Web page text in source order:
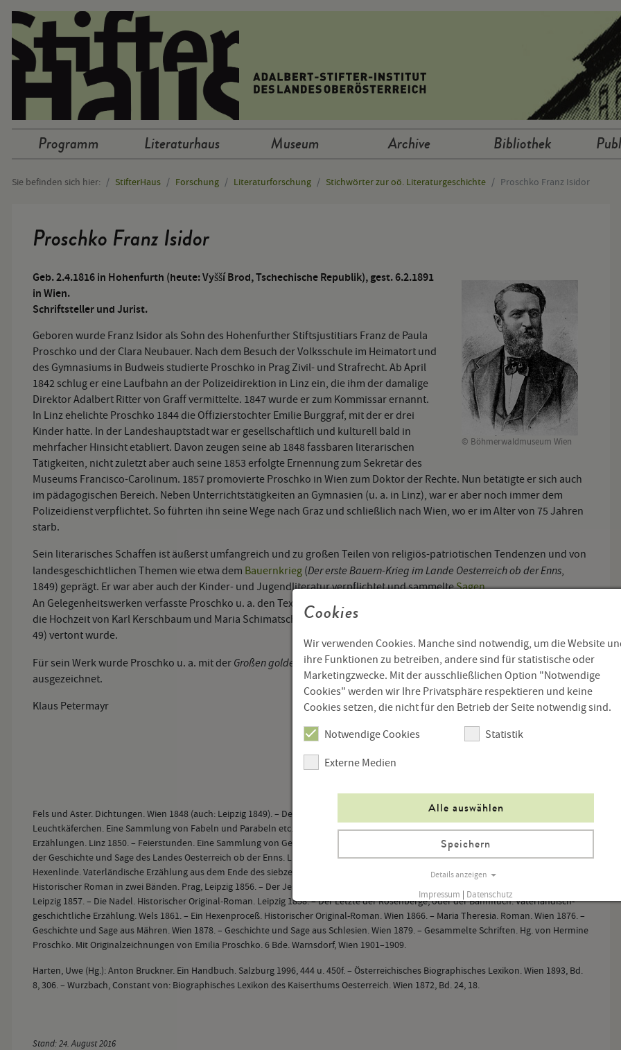
Sprunglinks
Hauptnavigation
Programm Literaturhaus Museum Archive Bibliothek
Sie befinden sich hier: StifterHaus Forschung Literaturforschung Stichwörter zur oö. Literaturgeschichte Proschko Franz Isidor
Proschko Franz Isidor
© Böhmerwaldmuseum Wien
Geb. 2.4.1816 in Hohenfurth (heute: Vyšší Brod, Tschechische Republik), gest. 6.2.1891
in Wien.
Schriftsteller und Jurist.
Geboren wurde Franz Isidor als Sohn des Hohenfurther Stiftsjustitiars Franz de Paula
Proschko und der Clara Neubauer. Nach dem Besuch der Volksschule im Heimatort und
des Gymnasiums in Budweis studierte Proschko in Prag Zivil- und Strafrecht. Ab April
1842 schlug er eine Laufbahn an der Polizeidirektion in Linz ein, die ihm der damalige
Direktor Adalbert Ritter von Graff vermittelte. 1847 wurde er zum Kommissar ernannt.
In Linz ehelichte Proschko 1844 die Offizierstochter Emilie Burggraf, mit der er drei
Kinder hatte. In der Landeshauptstadt war er gesellschaftlich und kulturell bald in
mehrfacher Hinsicht etabliert. Davon zeugen seine ab 1848 fassbaren literarischen
Tätigkeiten, nicht zuletzt aber auch seine 1853 erfolgte Ernennung zum Sekretär des
Museums Francisco-Carolinum. 1857 promovierte Proschko in Wien zum Doktor der Rechte. Nun betätigte er sich auch
im pädagogischen Bereich. Neben Unterrichtstätigkeiten an Gymnasien (u. a. in Linz), war er aber noch immer dem
Polizeidienst verpflichtet. So führten ihn seine Wege nach Graz und schließlich nach Wien, wo er im Alter von 75 Jahren
starb.
Sein literarisches Schaffen ist äußerst umfangreich und zu großen Teilen von religiös-patriotischen Tendenzen und von
landesgeschichtlichen Themen wie etwa dem Bauernkrieg (Der erste Bauern-Krieg im Lande Oesterreich ob der Enns,
1849) geprägt. Er war aber auch der Kinder- und Jugendliteratur verpflichtet und sammelteSagen.
An Gelegenheitswerken verfasste Proschko u. a. den Text
O schöner Tag, o dreimal sel'ge Stunde
die Hochzeit von Karl Kerschbaum und Maria Schimatschek entstand und von Anton Bruckner als Trauungs-Chor (WAB
49) vertont wurde.
Für sein Werk wurde Proschko u. a. mit der Großen goldenen Medaille für Kunst und Wissenschaftsowie demGeorgsorden
ausgezeichnet.
Klaus Petermayr
Fels und Aster. Dichtungen. Wien 1848 (auch: Leipzig 1849). – Der erste Bauern-Krieg im Lande Oesterreich ob der Enns. Linz 1849. –
Leuchtkäferchen. Eine Sammlung von Fabeln und Parabeln etc. Regensburg 1849. – Eichenblätter. Eine Sammlung historischer Original-
Erzählungen. Linz 1850. – Feierstunden. Eine Sammlung von Gedichten, Fabeln und Erzählungen. Linz 1853. – Streifzüge im Gebiethe
der Geschichte und Sage des Landes Oesterreich ob der Enns. Linz 1854 (auch: Leipzig 1854). – Der Förster im Kienberge, oder die
Hexenlinde. Vaterländische Erzählung aus dem Ende des siebzehnten Jahrhunderts. Linz 1855. – Ein deutsches Schneiderlein.
Historischer Roman in zwei Bänden. Prag, Leipzig 1856. – Der Jesuit. Historischer Roman aus dem Schwedenkriege in zwei Bänden. Prag,
Leipzig 1857. – Die Nadel. Historischer Original-Roman. Leipzig 1858. – Der Letzte der Rosenberge, oder der Bannfluch. Vaterländisch-
geschichtliche Erzählung. Wels 1861. – Ein Hexenproceß. Historischer Original-Roman. Wien 1866. – Maria Theresia. Roman. Wien 1876. –
Geschichte und Sage aus Mähren. Wien 1878. – Geschichte und Sage aus Schlesien. Wien 1879. – Gesammelte Schriften. Hg. von Hermine
Proschko. Mit Originalzeichnungen von Emilia Proschko. 6 Bde. Warnsdorf, Wien 1901–1909.
Harten, Uwe (Hg.): Anton Bruckner. Ein Handbuch. Salzburg 1996, 444 u. 450f. – Österreichisches Biographisches Lexikon. Wien 1893, Bd.
8, 306. – Wurzbach, Constant von: Biographisches Lexikon des Kaiserthums Oesterreich. Wien 1872, Bd. 24, 18.
Stand: 24. August 2016
Cookies
Wir verwenden Cookies. Manche sind notwendig, um die Website
ihre Funktionen zu betreiben, andere sind für statistische oder
Marketingzwecke. Mit der ausschließlichen Option "Notwendige
Cookies" werden wir Ihre Privatsphäre respektieren und keine
Cookies setzen, die nicht für den Betrieb der Seite notwendig sind.
Notwendige Cookies
Statistik
Externe Medien
Alle auswählen
Speichern
Details anzeigen
Impressum | Datenschutz